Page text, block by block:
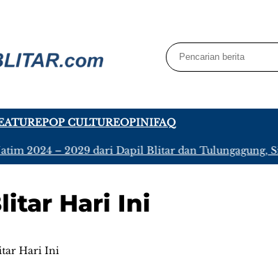
POP CULTUREOPINIFAQ
2024 – 2029 dari Dapil Blitar dan Tulungagung,
Hari Ini
Hari Ini